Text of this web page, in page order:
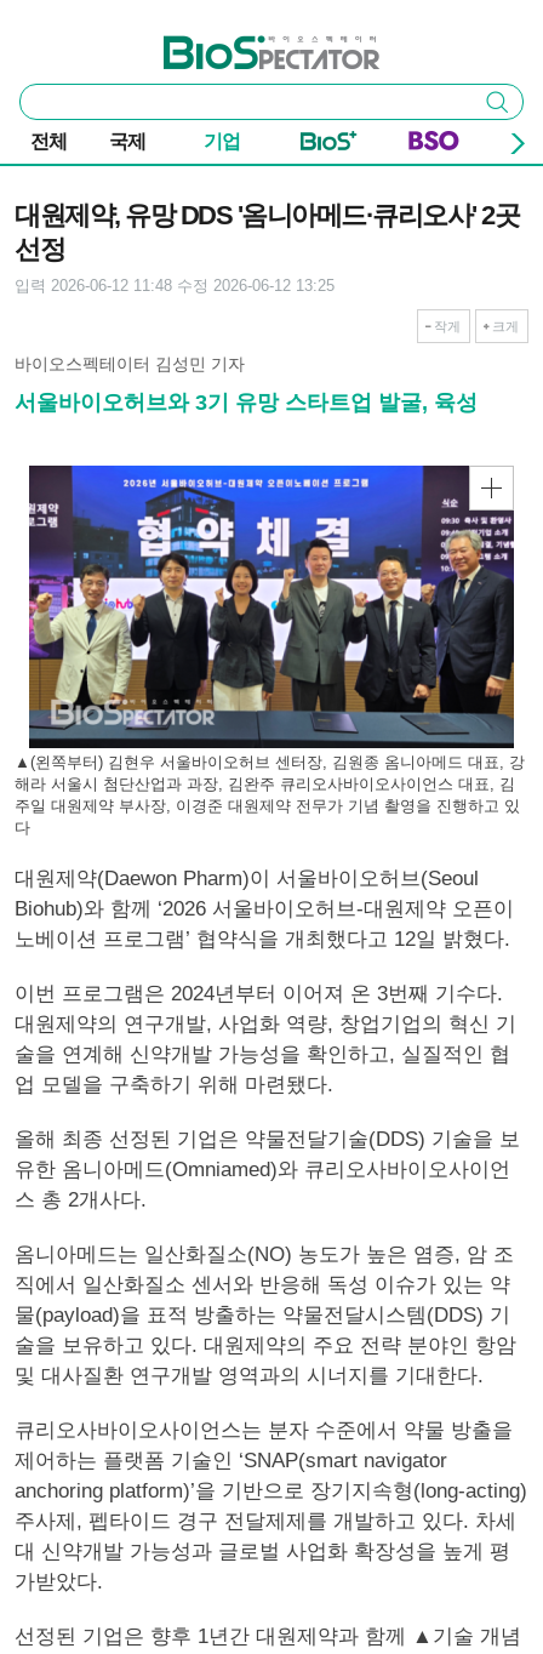
바이오스펙테이터
통
합
검
색
검색
전체 국제 기업
대원제약, 유망 DDS '옴니아메드·큐리오사' 2곳
선정
입력 2026-06-12 11:48 수정 2026-06-12 13:25
작게 크게
바이오스펙테이터 김성민 기자
서울바이오허브와 3기 유망 스타트업 발굴, 육성
▲(왼쪽부터) 김현우 서울바이오허브 센터장, 김원종 옴니아메드 대표, 강
해라 서울시 첨단산업과 과장, 김완주 큐리오사바이오사이언스 대표, 김
주일 대원제약 부사장, 이경준 대원제약 전무가 기념 촬영을 진행하고 있
다
대원제약(Daewon Pharm)이 서울바이오허브(Seoul
Biohub)와 함께 ‘2026 서울바이오허브-대원제약 오픈이
노베이션 프로그램’ 협약식을 개최했다고 12일 밝혔다.
이번 프로그램은 2024년부터 이어져 온 3번째 기수다.
대원제약의 연구개발, 사업화 역량, 창업기업의 혁신 기
술을 연계해 신약개발 가능성을 확인하고, 실질적인 협
업 모델을 구축하기 위해 마련됐다.
올해 최종 선정된 기업은 약물전달기술(DDS) 기술을 보
유한 옴니아메드(Omniamed)와 큐리오사바이오사이언
스 총 2개사다.
옴니아메드는 일산화질소(NO) 농도가 높은 염증, 암 조
직에서 일산화질소 센서와 반응해 독성 이슈가 있는 약
물(payload)을 표적 방출하는 약물전달시스템(DDS) 기
술을 보유하고 있다. 대원제약의 주요 전략 분야인 항암
및 대사질환 연구개발 영역과의 시너지를 기대한다.
큐리오사바이오사이언스는 분자 수준에서 약물 방출을
제어하는 플랫폼 기술인 ‘SNAP(smart navigator
anchoring platform)’을 기반으로 장기지속형(long-acting)
주사제, 펩타이드 경구 전달제제를 개발하고 있다. 차세
대 신약개발 가능성과 글로벌 사업화 확장성을 높게 평
가받았다.
선정된 기업은 향후 1년간 대원제약과 함께 ▲기술 개념